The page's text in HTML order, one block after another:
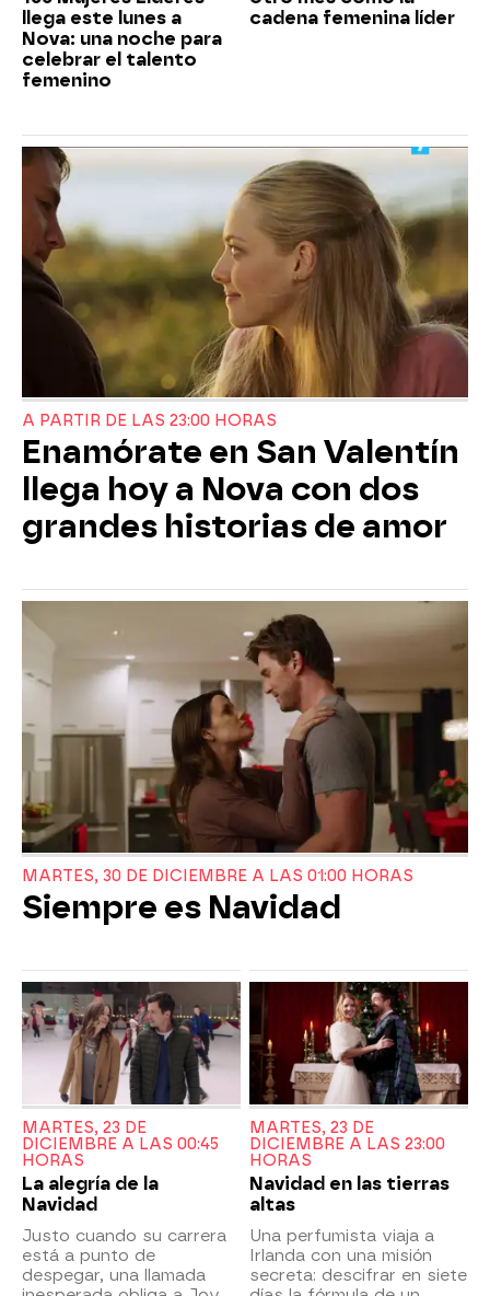
llega este lunes a
Nova: una noche para
celebrar el talento
femenino
cadena femenina líder
A PARTIR DE LAS 23:00 HORAS
Enamórate en San Valentín
llega hoy a Nova con dos
grandes historias de amor
MARTES, 30 DE DICIEMBRE A LAS 01:00 HORAS
Siempre es Navidad
MARTES, 23 DE
DICIEMBRE A LAS 00:45
HORAS
La alegría de la
Navidad
Justo cuando su carrera
está a punto de
despegar, una llamada
MARTES, 23 DE
DICIEMBRE A LAS 23:00
HORAS
Navidad en las tierras
altas
Una perfumista viaja a
Irlanda con una misión
secreta: descifrar en siete